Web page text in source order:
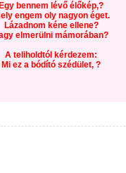
Egy bennem lévő élőkép,?
engem oly nagyon éget.
Lázadnom kéne ellene?
elmerülni mámorában?
A teliholdtól kérdezem:
Mi ez a bódító szédület, ?